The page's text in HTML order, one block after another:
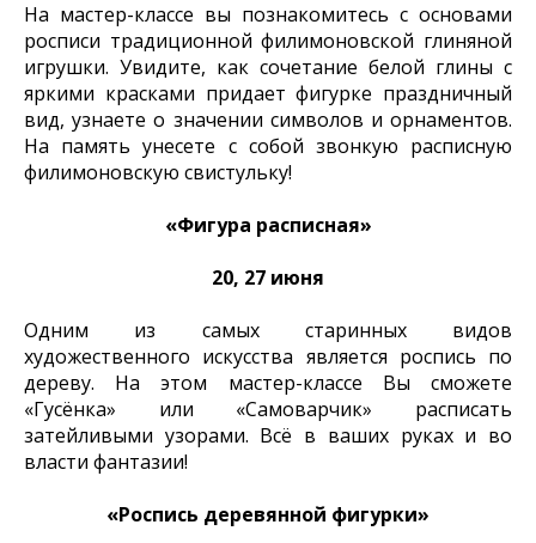
На мастер-классе вы познакомитесь с основами
росписи традиционной филимоновской глиняной
игрушки. Увидите, как сочетание белой глины с
яркими красками придает фигурке праздничный
вид, узнаете о значении символов и орнаментов.
На память унесете с собой звонкую расписную
филимоновскую свистульку!
«Фигура расписная»
20, 27 июня
Одним из самых старинных видов
художественного искусства является роспись по
дереву. На этом мастер-классе Вы сможете
«Гусёнка» или «Самоварчик» расписать
затейливыми узорами. Всё в ваших руках и во
власти фантазии!
«Роспись деревянной фигурки»